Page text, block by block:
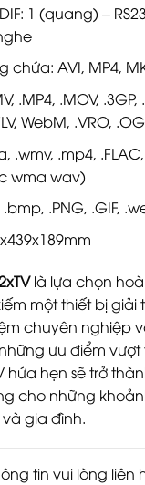
1 (quang) –
AVI, MP4,
.MP4, .MOV, .3GP,
WebM, .VRO,
.wmv, .mp4, .FLAC,
wma wav)
.PNG, .GIF,
là lựa chọn
một thiết bị giải
chuyên nghiệp
ưu điểm vượt
hứa hẹn sẽ trở
cho những
gia đình.
tin vui lòng liên